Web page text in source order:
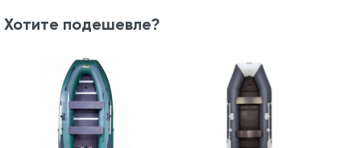
Хотите подешевле?